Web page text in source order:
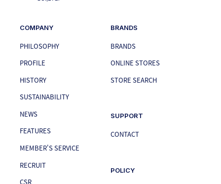
COMPANY
PHILOSOPHY
PROFILE
HISTORY
SUSTAINABILITY
NEWS
FEATURES
MEMBER'S SERVICE
RECRUIT
CSR
BRANDS
BRANDS
ONLINE STORES
STORE SEARCH
SUPPORT
CONTACT
POLICY